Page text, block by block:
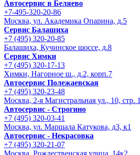
Автосервис в Беляево
+7-495-320-20-86
Москва, ул. Академика Опарина, д.5
Сервис Балашиха
+7 (495) 320-20-85
Балашиха, Кучинское шоссе, д.8
Сервис Химки
+7 (495) 320-17-13
Химки, Нагорное ш., д.2, корп.7
Автосервис Полежаевская
+7 (495) 320-23-48
Москва, 2-я Магистральная ул., 10, стр. 1
Автосервис - Строгино
+7 (495) 320-03-41
Москва, ул. Маршала Катукова, д3, к1
Автосервис - Некрасовка
+7 (495) 320-21-07